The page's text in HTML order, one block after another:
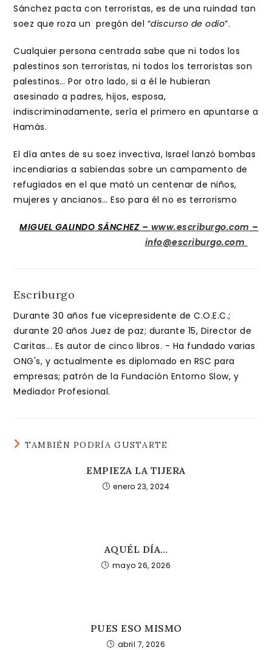
Sánchez pacta con terroristas, es de una ruindad tan
soez que roza un pregón del “discurso de odio”.
Cualquier persona centrada sabe que ni todos los
palestinos son terroristas, ni todos los terroristas son
palestinos… Por otro lado, si a él le hubieran
asesinado a padres, hijos, esposa,
indiscriminadamente, sería el primero en apuntarse a
Hamás.
El día antes de su soez invectiva, Israel lanzó bombas
incendiarias a sabiendas sobre un campamento de
refugiados en el que mató un centenar de niños,
mujeres y ancianos… Eso para él no es terrorismo
MIGUEL GALINDO SÁNCHEZ – www.escriburgo.com –
info@escriburgo.com
Escriburgo
Durante 30 años fue vicepresidente de C.O.E.C.;
durante 20 años Juez de paz; durante 15, Director de
Caritas... Es autor de cinco libros. - Ha fundado varias
ONG's, y actualmente es diplomado en RSC para
empresas; patrón de la Fundación Entorno Slow, y
Mediador Profesional.
TAMBIÉN PODRÍA GUSTARTE
EMPIEZA LA TIJERA
enero 23, 2024
AQUÉL DÍA…
mayo 26, 2026
PUES ESO MISMO
abril 7, 2026